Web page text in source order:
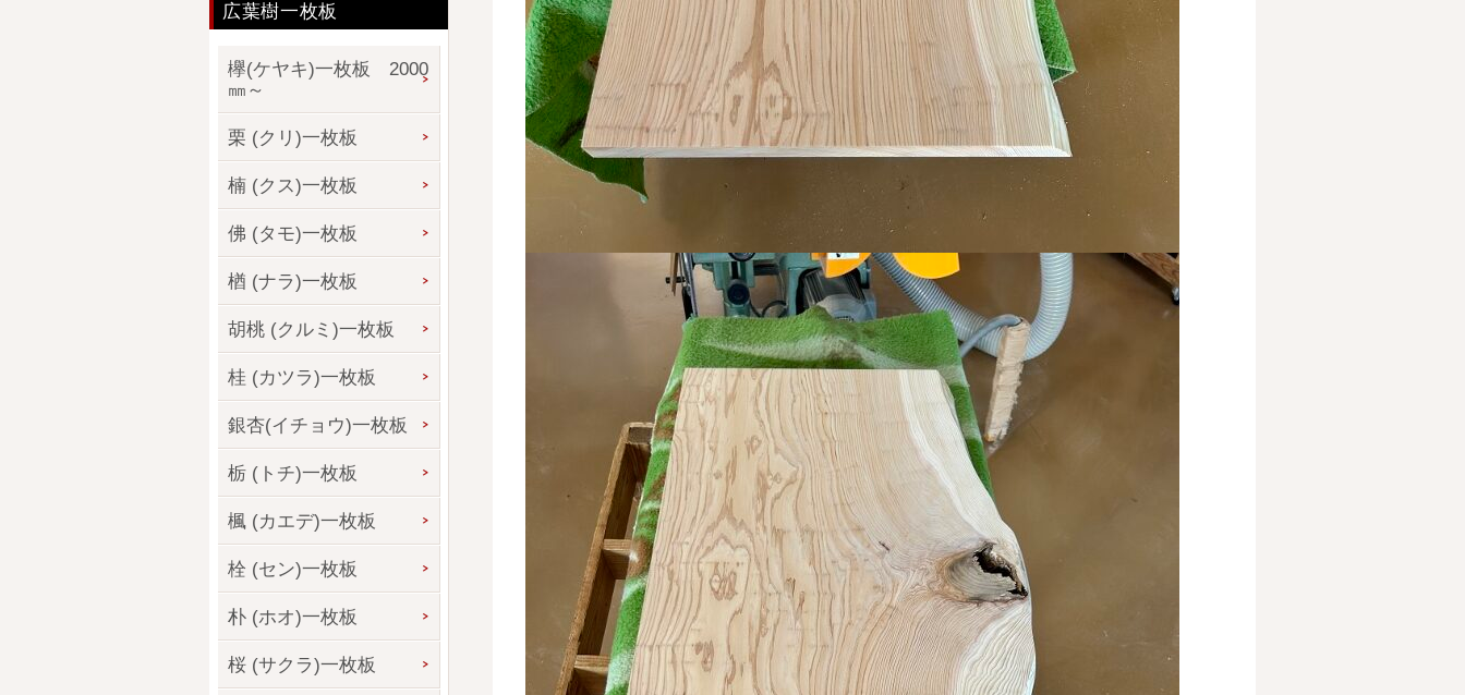
広葉樹一枚板
欅(ケヤキ)一枚板 2000
㎜～
栗 (クリ)一枚板
楠 (クス)一枚板
佛 (タモ)一枚板
楢 (ナラ)一枚板
胡桃 (クルミ)一枚板
桂 (カツラ)一枚板
銀杏(イチョウ)一枚板
栃 (トチ)一枚板
楓 (カエデ)一枚板
栓 (セン)一枚板
朴 (ホオ)一枚板
桜 (サクラ)一枚板